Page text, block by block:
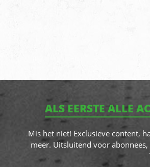
ALS EERSTE ALLE
Mis het niet! Exclusieve content,
meer. Uitsluitend voor